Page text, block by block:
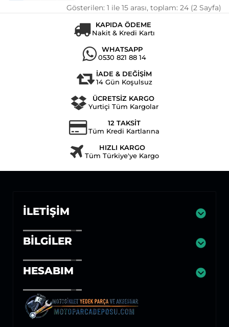
Gösterilen: 1 ile 15 arası, toplam: 24 (2 Sayfa)
KAPIDA ÖDEME
Nakit & Kredi Kartı
WHATSAPP
0530 821 88 14
İADE & DEĞİŞİM
14 Gün Koşulsuz
ÜCRETSİZ KARGO
Yurtiçi Tüm Kargolar
12 TAKSİT
Tüm Kredi Kartlarına
HIZLI KARGO
Tüm Türkiye'ye Kargo
İLETIŞIM
BILGILER
HESABIM